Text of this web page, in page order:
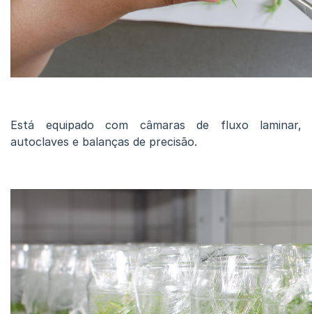
Está equipado com câmaras de fluxo laminar,
autoclaves e balanças de precisão.